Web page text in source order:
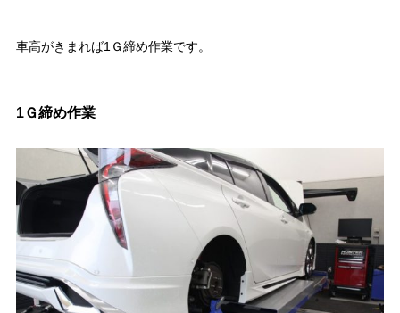
車高がきまれば1Ｇ締め作業です。
1Ｇ締め作業